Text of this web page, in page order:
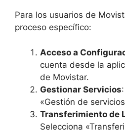
Para los usuarios de
proceso específico:
Acceso a
cuenta desde la
de Movistar.
Gestionar Servicios
«Gestión de
Transferimiento de
Selecciona